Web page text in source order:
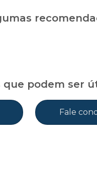
que podem ser
Fale